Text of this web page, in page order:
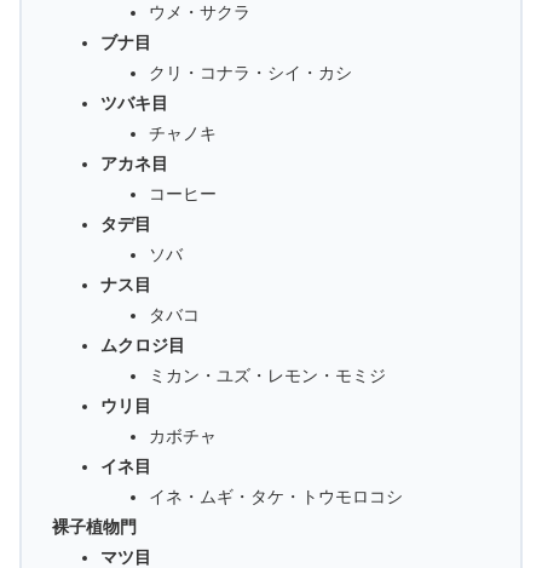
ウメ・サクラ
ブナ目
クリ・コナラ・シイ・カシ
ツバキ目
チャノキ
アカネ目
コーヒー
タデ目
ソバ
ナス目
タバコ
ムクロジ目
ミカン・ユズ・レモン・モミジ
ウリ目
カボチャ
イネ目
イネ・ムギ・タケ・トウモロコシ
裸子植物門
マツ目